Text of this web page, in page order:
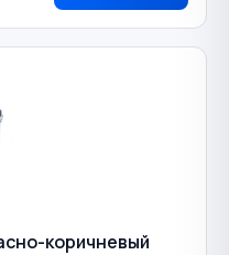
коричневый